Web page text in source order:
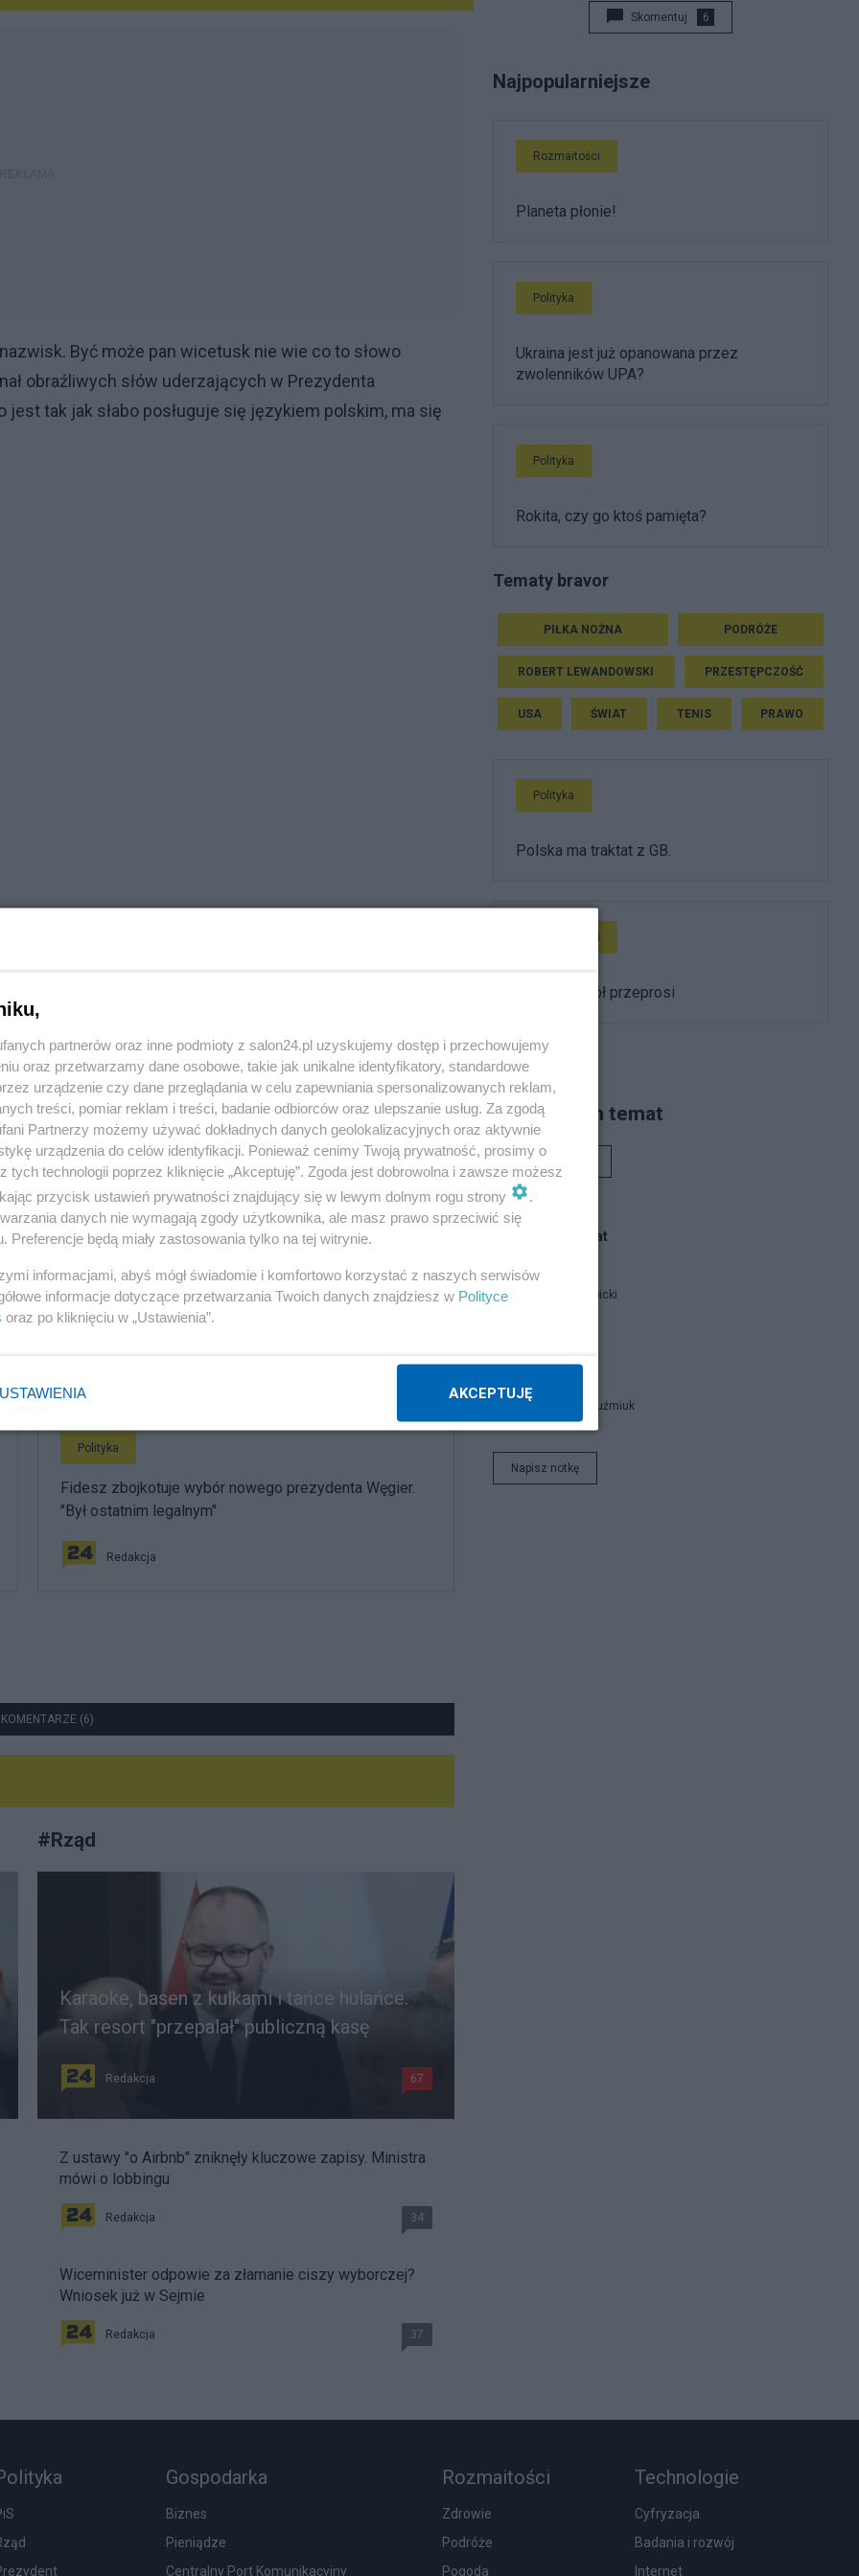
Być może pan wicetusk nie wie co to słowo
obraźliwych słów uderzających w Prezydenta
tak jak słabo posługuje się językiem polskim, ma się
gehennę" polskiemu wojsku.
i powołania do wojska, zapowiadane jeszcze w połowie
partii oszustów, zaprotestowało.
6 Obserwuj notkę
Polityka
Karaoke, basen z kulkami i tańce hulańce. Tak resort
"przepalał" publiczną kasę
Polityka
Fidesz zbojkotuje wybór nowego prezydenta Węgier.
"Był ostatnim legalnym"
Redakcja
(6)
#Rząd
Karaoke, basen z kulkami i tańce hulańce.
Tak resort "przepalał" publiczną kasę
Redakcja 67
Z ustawy "o Airbnb" zniknęły kluczowe zapisy. Ministra
mówi o lobbingu
Redakcja 34
Wiceminister odpowie za złamanie ciszy wyborczej?
Wniosek już w Sejmie
Redakcja 37
Skomentuj 6
Najpopularniejsze
Rozmaitości
Planeta płonie!
Polityka
Ukraina jest już opanowana przez
zwolenników UPA?
Polityka
Rokita, czy go ktoś pamięta?
Tematy bravor
PIŁKA NOŻNA PODRÓŻE
ROBERT LEWANDOWSKI PRZESTĘPCZOŚĆ
USA ŚWIAT TENIS PRAWO
Polityka
Polska ma traktat z GB.
Rozmaitości
Kiedy kościół przeprosi
Piszą na ten temat
Blogi na ten temat
Jan Filip Libicki
Zbigniew Kuźmiuk
Napisz notkę
Gospodarka
Biznes
Pieniądze
Centralny Port Komunikacyjny
Rozmaitości
Zdrowie
Podróże
Pogoda
Technologie
Cyfryzacja
Badania i rozwój
Internet
partnerów oraz inne podmioty z salon24.pl uzyskujemy dostęp i przechowujemy
oraz przetwarzamy dane osobowe, takie jak unikalne identyfikatory, standardowe
urządzenie czy dane przeglądania w celu zapewniania spersonalizowanych reklam,
treści, pomiar reklam i treści, badanie odbiorców oraz ulepszanie usług. Za zgodą
Partnerzy możemy używać dokładnych danych geolokalizacyjnych oraz aktywnie
urządzenia do celów identyfikacji. Ponieważ cenimy Twoją prywatność, prosimy o
tych technologii poprzez kliknięcie „Akceptuję”. Zgoda jest dobrowolna i zawsze możesz
przycisk ustawień prywatności znajdujący się w lewym dolnym rogu strony
danych nie wymagają zgody użytkownika, ale masz prawo sprzeciwić się
Preferencje będą miały zastosowania tylko na tej witrynie.
informacjami, abyś mógł świadomie i komfortowo korzystać z naszych serwisów
informacje dotyczące przetwarzania Twoich danych znajdziesz w Polityce
oraz po kliknięciu w „Ustawienia”.
USTAWIENIA AKCEPTUJĘ